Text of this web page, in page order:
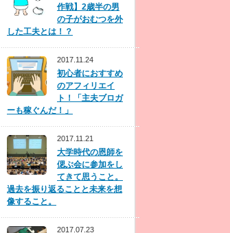
作戦】2歳半の男
の子がおむつを外
した工夫とは！？
2017.11.24
初心者におすすめ
のアフィリエイ
ト！「主夫ブロガ
ーも稼ぐんだ！」
2017.11.21
大学時代の恩師を
偲ぶ会に参加をし
てきて思うこと。
過去を振り返ることと未来を想
像すること。
2017.07.23